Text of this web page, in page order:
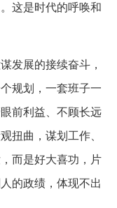
这是时代的呼唤和
发展的接续奋斗，
规划，一套班子一
前利益、不顾长远
扭曲，谋划工作、
而是好大喜功，片
的政绩，体现不出